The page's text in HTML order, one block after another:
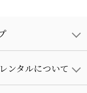
ンタルについて